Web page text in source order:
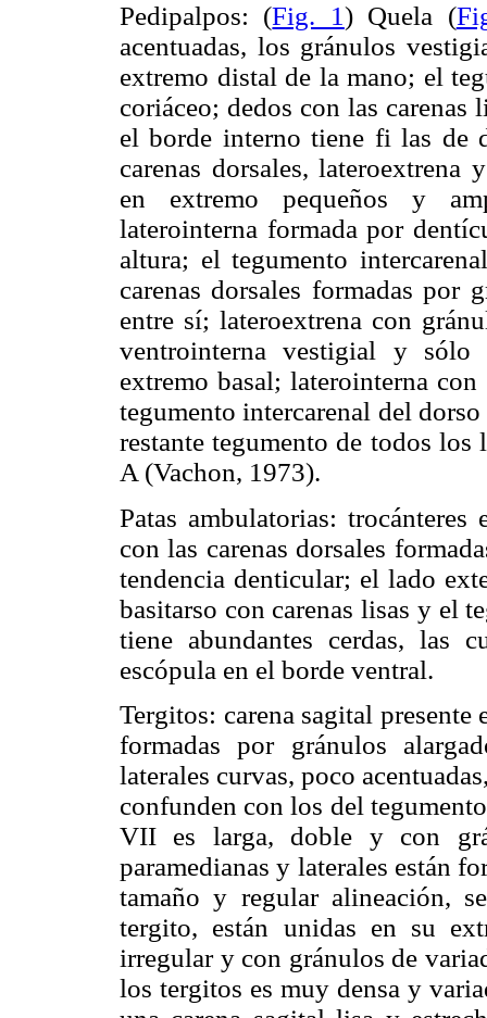
Pedipalpos: (Fig. 1) Quela (
acentuadas, los gránulos
extremo distal de la mano; el
coriáceo; dedos con las carenas
el borde interno tiene fi las de
carenas dorsales, lateroextrena
en extremo pequeños y
laterointerna formada por
altura; el tegumento
carenas dorsales formadas por
entre sí; lateroextrena con
ventrointerna vestigial y sólo
extremo basal; laterointerna
tegumento intercarenal del
restante tegumento de todos
A (Vachon, 1973).
Patas ambulatorias: trocánteres
con las carenas dorsales
tendencia denticular; el lado
basitarso con carenas lisas y el
tiene abundantes cerdas, las
escópula en el borde ventral.
Tergitos: carena sagital
formadas por gránulos
laterales curvas, poco
confunden con los del
VII es larga, doble y con
paramedianas y laterales están
tamaño y regular alineación,
tergito, están unidas en su
irregular y con gránulos de
los tergitos es muy densa y